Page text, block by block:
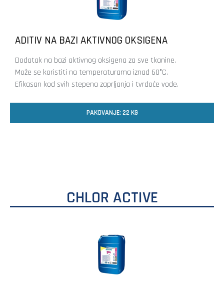
ADITIV NA BAZI AKTIVNOG OKSIGENA
Dodatak na bazi aktivnog oksigena za sve tkanine.
Može se koristiti na temperaturama iznad 60°C.
Efikasan kod svih stepena zaprljanja i tvrdoće vode.
PAKOVANJE: 22 KG
CHLOR ACTIVE